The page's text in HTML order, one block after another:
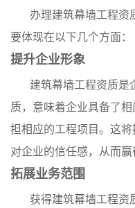
办理建筑幕墙工程资
要体现在以下几个方面：
提升企业形象
建筑幕墙工程资质是
质，意味着企业具备了
担相应的工程项目。这
对企业的信任感，从而赢
拓展业务范围
获得建筑幕墙工程资